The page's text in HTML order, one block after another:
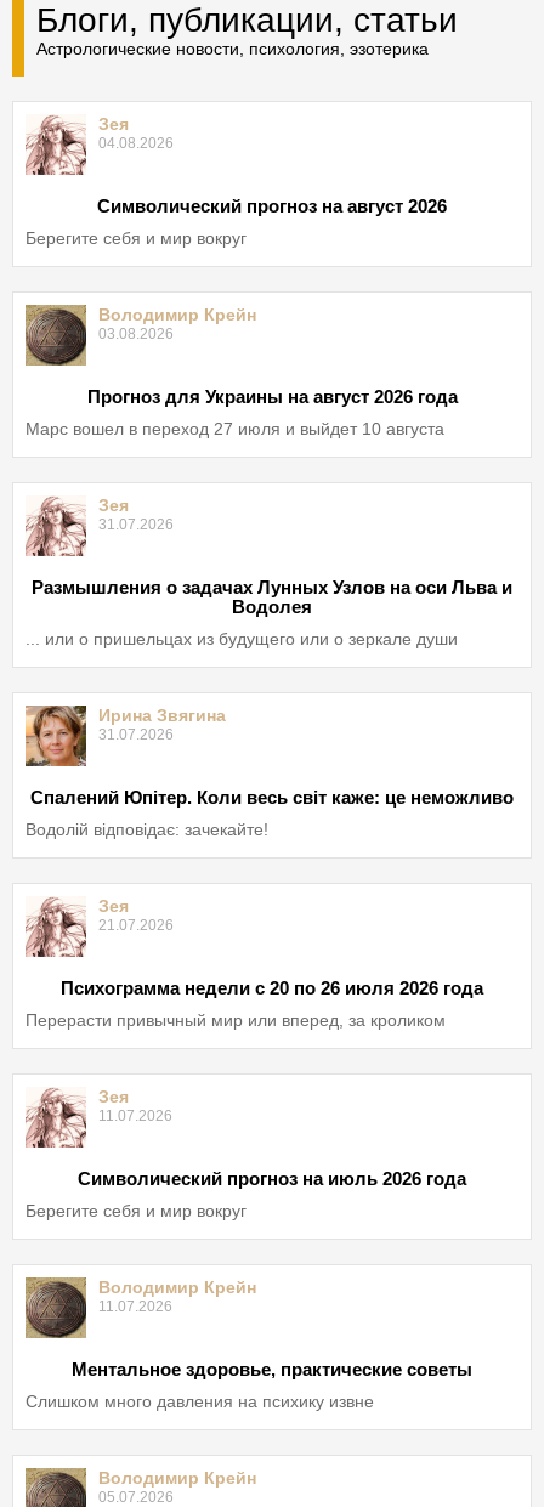
Блоги, публикации, статьи
Астрологические новости, психология, эзотерика
Зея
04.08.2026
Символический прогноз на август 2026
Берегите себя и мир вокруг
Володимир Крейн
03.08.2026
Прогноз для Украины на август 2026 года
Марс вошел в переход 27 июля и выйдет 10 августа
Зея
31.07.2026
Размышления о задачах Лунных Узлов на оси Льва и
Водолея
... или о пришельцах из будущего или о зеркале души
Ирина Звягина
31.07.2026
Спалений Юпітер. Коли весь світ каже: це неможливо
Водолій відповідає: зачекайте!
Зея
21.07.2026
Психограмма недели с 20 по 26 июля 2026 года
Перерасти привычный мир или вперед, за кроликом
Зея
11.07.2026
Символический прогноз на июль 2026 года
Берегите себя и мир вокруг
Володимир Крейн
11.07.2026
Ментальное здоровье, практические советы
Слишком много давления на психику извне
Володимир Крейн
05.07.2026